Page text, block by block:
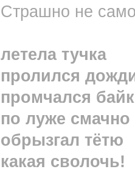
Страшно не
летела тучка
пролился
промчался
по луже смачно
обрызгал тётю
какая сволочь!